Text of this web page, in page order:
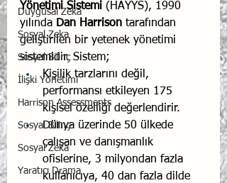
Duygusal Zeka
Sosyal Zeka
Sosyal Bilinç
İlişki Yönetimi
Harrison Assessments
Sosyal Bilinç
Sosyal Zeka
Yaratıcı Drama
Yönetimi Sistemi (HAYYS), 1990
yılında Dan Harrison tarafından
geliştirilen bir yetenek yönetimi
sistemidir. Sistem;
Kişilik tarzlarını değil,
performansı etkileyen 175
kişisel özelliği değerlendirir.
Dünya üzerinde 50 ülkede
çalışan ve danışmanlık
ofislerine, 3 milyondan fazla
kullanıcıya, 40 dan fazla dilde